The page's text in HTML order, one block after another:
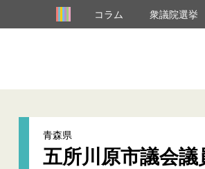
コラム 衆議院選挙
青森県
五所川原市議会議